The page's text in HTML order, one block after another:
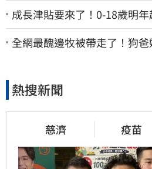
成長津貼要來了！0-18歲明
德：此時不生更待何時
全網最醜邊牧被帶走了！狗
熱搜新聞
慈濟 疫苗